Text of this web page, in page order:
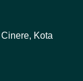
Kota